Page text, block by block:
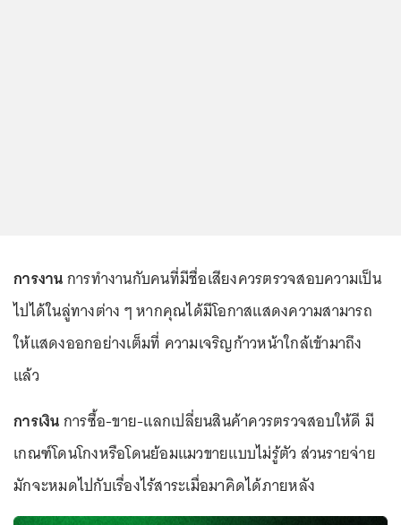
การงานการทำงานกับคนที่มีชื่อเสียงควรตรวจสอบความเป็น
ไปได้ในลู่ทางต่าง ๆ หากคุณได้มีโอกาสแสดงความสามารถ
ให้แสดงออกอย่างเต็มที่ ความเจริญก้าวหน้าใกล้เข้ามาถึง
แล้ว
การเงินการซื้อ-ขาย-แลกเปลี่ยนสินค้าควรตรวจสอบให้ดี มี
เกณฑ์โดนโกงหรือโดนย้อมแมวขายแบบไม่รู้ตัว ส่วนรายจ่าย
มักจะหมดไปกับเรื่องไร้สาระเมื่อมาคิดได้ภายหลัง